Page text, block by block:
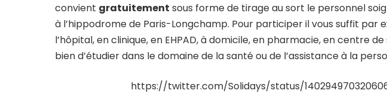
convient gratuitement sous forme de tirage au sort le personnel
à l’hippodrome de Paris-Longchamp. Pour participer il vous suffit par
l’hôpital, en clinique, en EHPAD, à domicile, en pharmacie, en centre
bien d’étudier dans le domaine de la santé ou de l’assistance à la
https://twitter.com/Solidays/status/